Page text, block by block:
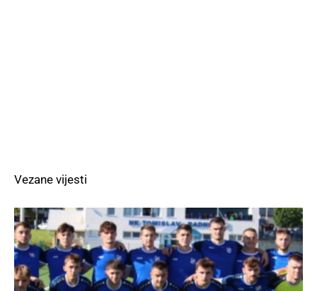
Vezane vijesti